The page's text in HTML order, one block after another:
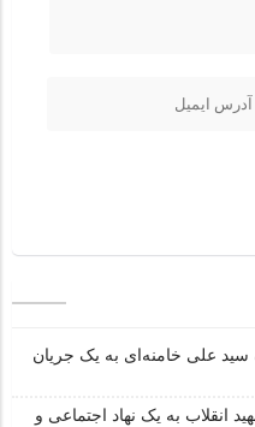
سید علی خامنه‌ای به یک جریان
انقلاب به یک نهاد اجتماعی و